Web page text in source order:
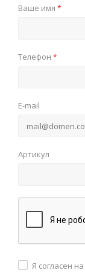
Ваше имя *
Телефон *
E-mail
Артикул
Я согласен на